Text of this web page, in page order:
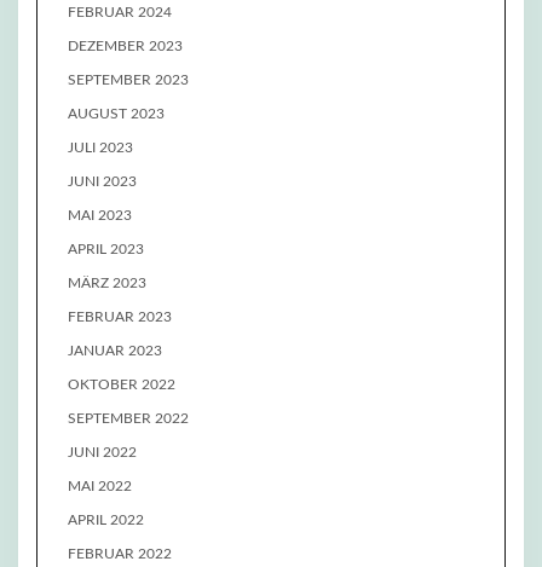
FEBRUAR 2024
DEZEMBER 2023
SEPTEMBER 2023
AUGUST 2023
JULI 2023
JUNI 2023
MAI 2023
APRIL 2023
MÄRZ 2023
FEBRUAR 2023
JANUAR 2023
OKTOBER 2022
SEPTEMBER 2022
JUNI 2022
MAI 2022
APRIL 2022
FEBRUAR 2022